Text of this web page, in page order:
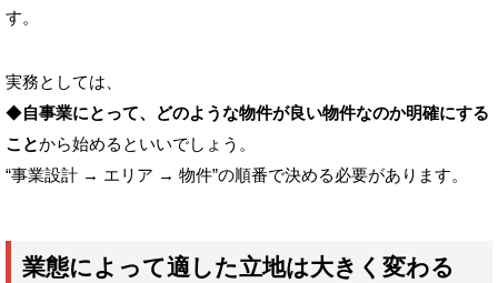
す。
実務としては、
◆自事業にとって、どのような物件が良い物件なのか明確にする
ことから始めるといいでしょう。
“事業設計 → エリア → 物件”の順番で決める必要があります。
業態によって適した立地は大きく変わる